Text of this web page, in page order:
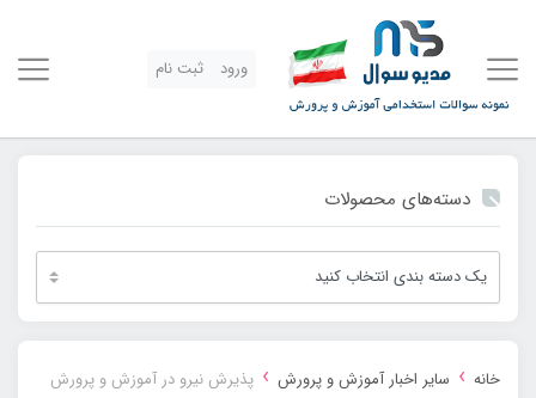
ورود ثبت نام
دسته‌های محصولات
خانه › سایر اخبار آموزش و پرورش › پذیرش نیرو در آموزش و پرورش